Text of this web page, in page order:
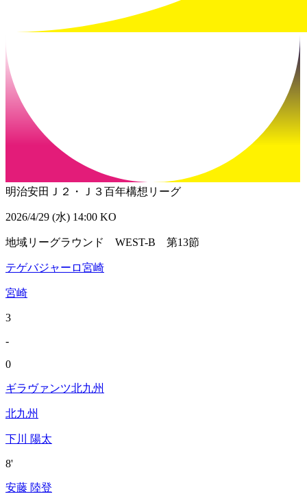
明治安田Ｊ２・Ｊ３百年構想リーグ
2026/4/29 (水) 14:00 KO
地域リーグラウンド WEST-B 第13節
テゲバジャーロ宮崎
宮崎
3
-
0
ギラヴァンツ北九州
北九州
下川 陽太
8'
安藤 陸登